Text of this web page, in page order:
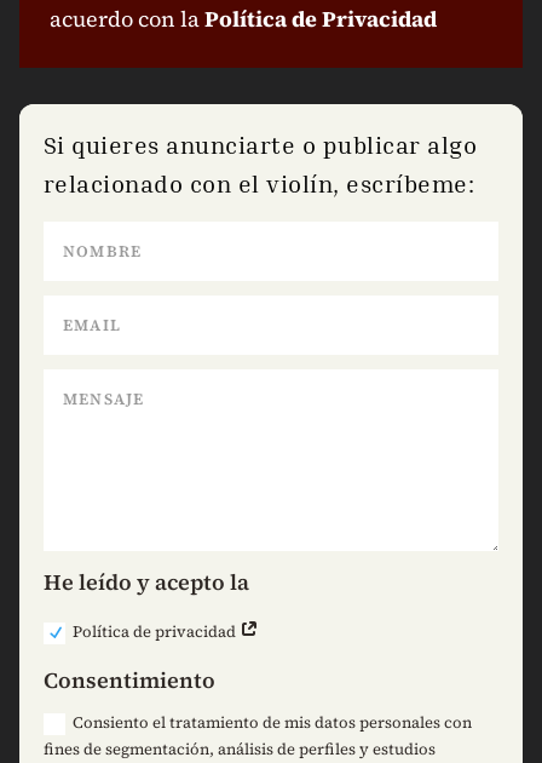
acuerdo con laPolítica de Privacidad
Si quieres anunciarte o publicar algo
relacionado con el violín, escríbeme:
He leído y acepto la
Política de privacidad
Consentimiento
Consiento el tratamiento de mis datos personales con
fines de segmentación, análisis de perfiles y estudios